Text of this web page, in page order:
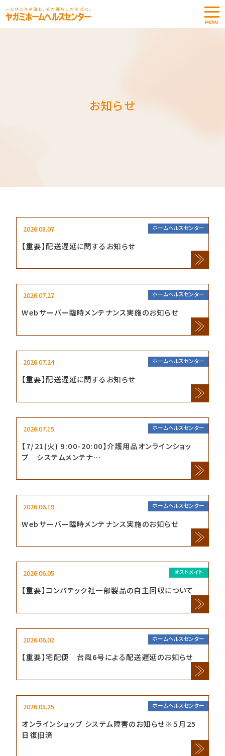
MENU
お知らせ
お問い合わせ
お知らせ
2026.08.07 ホームヘルスセンター
【重要】配送遅延に関するお知らせ
2026.07.27 ホームヘルスセンター
Webサーバー臨時メンテナンス実施のお知らせ
2026.07.24 ホームヘルスセンター
【重要】配送遅延に関するお知らせ
2026.07.15 ホームヘルスセンター
【7/21(火) 9:00-20:00】介護用品オンラインショッ
プ システムメンテナ…
2026.06.19 ホームヘルスセンター
Webサーバー臨時メンテナンス実施のお知らせ
2026.06.05 オストメイト
【重要】コンバテック社一部製品の自主回収について
2026.06.02 ホームヘルスセンター
【重要】宅配便 台風6号による配送遅延のお知らせ
2026.05.25 ホームヘルスセンター
オンラインショップ システム障害のお知らせ※５月25
日復旧済